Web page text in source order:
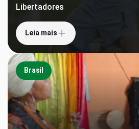
Libertadores
Leia mais
Brasil